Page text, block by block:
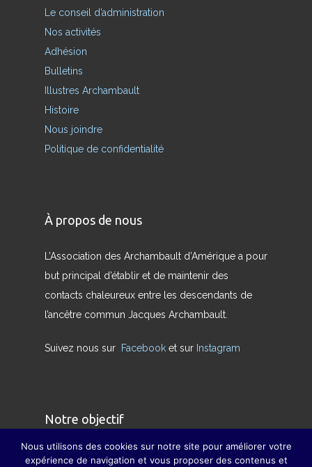
Le conseil d’administration
Nos activités
Adhésion
Bulletins
Illustres Archambault
Histoire
Nous joindre
Politique de confidentialité
À propos de nous
L’Association des Archambault d’Amérique a pour
but principal d’établir et de maintenir des
contacts chaleureux entre les descendants de
l’ancêtre commun Jacques Archambault.
Suivez nous sur Facebook et sur Instagram
Notre objectif
Nous avons pour but de redonner son sens
Nous utilisons des cookies sur notre site pour améliorer votre
expérience de navigation et vous proposer des contenus et